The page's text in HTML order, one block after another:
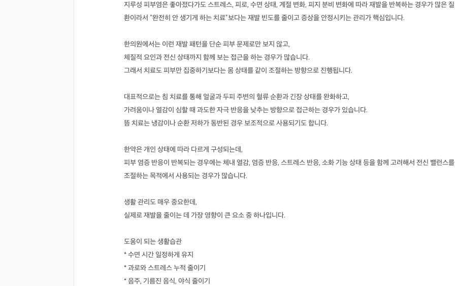
지루성 피부염은 좋아졌다가도 스트레스, 피로, 수면 상태, 계절 변화, 피지 분비 변화에 따라 재발을 반복하는 경우가 많은 질
환이라서 “완전히 안 생기게 하는 치료”보다는 재발 빈도를 줄이고 증상을 안정시키는 관리가 핵심입니다.
한의원에서는 이런 재발 패턴을 단순 피부 문제로만 보지 않고,
체질적 요인과 전신 상태까지 함께 보는 접근을 하는 경우가 많습니다.
그래서 치료도 피부만 집중하기보다는 몸 상태를 같이 조절하는 방향으로 진행됩니다.
대표적으로는 침 치료를 통해 얼굴과 두피 주변의 혈류 순환과 긴장 상태를 완화하고,
가려움이나 열감이 심할 때 과도한 자극 반응을 낮추는 방향으로 접근하는 경우가 있습니다.
뜸 치료는 냉감이나 순환 저하가 동반된 경우 보조적으로 사용되기도 합니다.
한약은 개인 상태에 따라 다르게 구성되는데,
피부 염증 반응이 반복되는 경우에는 체내 열감, 염증 반응, 스트레스 반응, 소화 기능 상태 등을 함께 고려해서 전신 밸런스를
조절하는 목적에서 사용되는 경우가 많습니다.
생활 관리도 매우 중요한데,
실제로 재발을 줄이는 데 가장 영향이 큰 요소 중 하나입니다.
도움이 되는 생활습관
* 수면 시간 일정하게 유지
* 과로와 스트레스 누적 줄이기
* 음주, 기름진 음식, 야식 줄이기